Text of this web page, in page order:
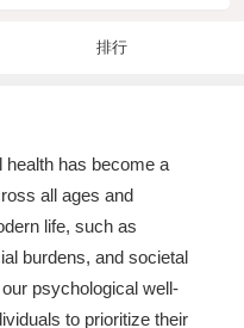
排行
health has become a
all ages and
life, such as
burdens, and societal
psychological well-
to prioritize their